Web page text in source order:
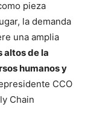
pieza
la demanda
una amplia
altos de la
humanos y
CCO
Chain